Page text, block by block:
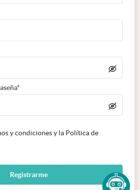
y condiciones y la Política de
Registrarme